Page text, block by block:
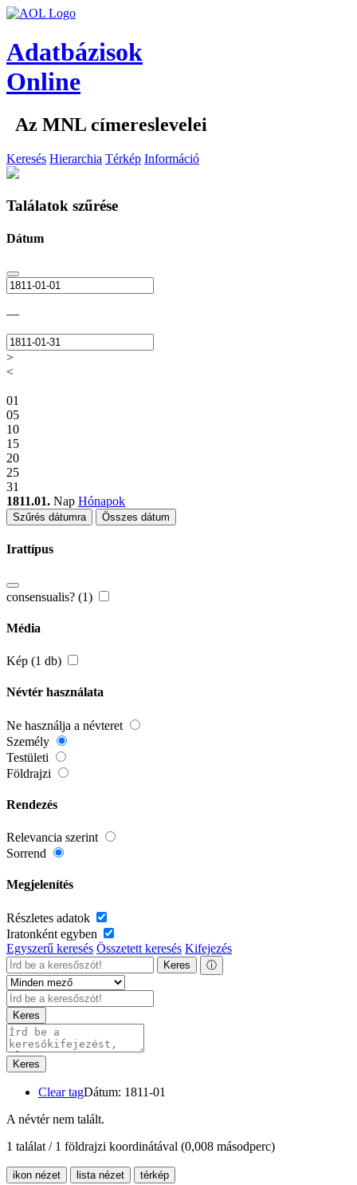
Adatbázisok
Online
Az MNL címereslevelei
Keresés Hierarchia Térkép Információ
Találatok szűrése
Dátum
—
>
<
01
05
10
15
20
25
31
1811.01. Nap Hónapok
Szűrés dátumra Összes dátum
Irattípus
consensualis? (1)
Média
Kép (1 db)
Névtér használata
Ne használja a névteret
Személy
Testületi
Földrajzi
Rendezés
Relevancia szerint
Sorrend
Megjelenítés
Részletes adatok
Iratonként egyben
Egyszerű keresés Összetett keresés Kifejezés
Keres ⓘ
Keres
Keres
Clear tagDátum: 1811-01
A névtér nem talált.
1 találat / 1 földrajzi koordinátával (0,008 másodperc)
ikon nézet lista nézet térkép